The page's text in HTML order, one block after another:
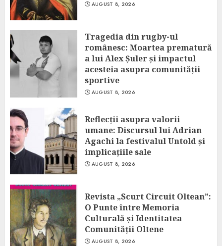
AUGUST 8, 2026
Tragedia din rugby-ul
românesc: Moartea prematură
a lui Alex Șuler și impactul
acesteia asupra comunității
sportive
AUGUST 8, 2026
Reflecții asupra valorii
umane: Discursul lui Adrian
Agachi la festivalul Untold și
implicațiile sale
AUGUST 8, 2026
Revista „Scurt Circuit Oltean”:
O Punte între Memoria
Culturală și Identitatea
Comunității Oltene
AUGUST 8, 2026